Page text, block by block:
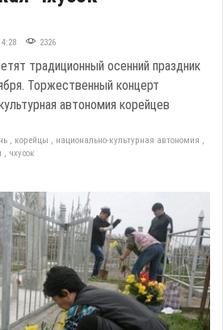
2326
традиционный осенний праздник
Торжественный концерт
автономия корейцев
, корейцы , национально-культурная автономия ,
, чхусок